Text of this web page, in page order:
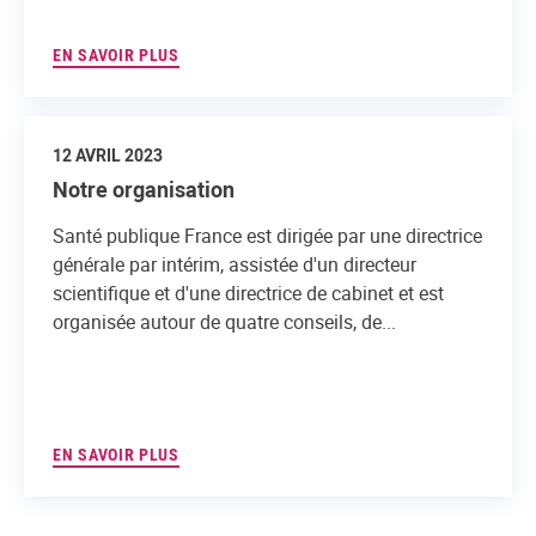
EN SAVOIR PLUS
12 AVRIL 2023
Notre organisation
Santé publique France est dirigée par une directrice
générale par intérim, assistée d'un directeur
scientifique et d'une directrice de cabinet et est
organisée autour de quatre conseils, de...
EN SAVOIR PLUS